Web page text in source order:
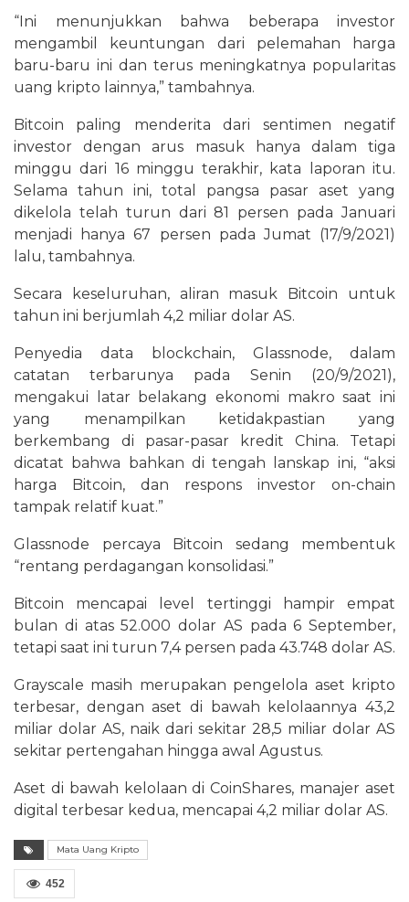
“Ini menunjukkan bahwa beberapa investor
mengambil keuntungan dari pelemahan harga
baru-baru ini dan terus meningkatnya popularitas
uang kripto lainnya,” tambahnya.
Bitcoin paling menderita dari sentimen negatif
investor dengan arus masuk hanya dalam tiga
minggu dari 16 minggu terakhir, kata laporan itu.
Selama tahun ini, total pangsa pasar aset yang
dikelola telah turun dari 81 persen pada Januari
menjadi hanya 67 persen pada Jumat (17/9/2021)
lalu, tambahnya.
Secara keseluruhan, aliran masuk Bitcoin untuk
tahun ini berjumlah 4,2 miliar dolar AS.
Penyedia data blockchain, Glassnode, dalam
catatan terbarunya pada Senin (20/9/2021),
mengakui latar belakang ekonomi makro saat ini
yang menampilkan ketidakpastian yang
berkembang di pasar-pasar kredit China. Tetapi
dicatat bahwa bahkan di tengah lanskap ini, “aksi
harga Bitcoin, dan respons investor on-chain
tampak relatif kuat.”
Glassnode percaya Bitcoin sedang membentuk
“rentang perdagangan konsolidasi.”
Bitcoin mencapai level tertinggi hampir empat
bulan di atas 52.000 dolar AS pada 6 September,
tetapi saat ini turun 7,4 persen pada 43.748 dolar AS.
Grayscale masih merupakan pengelola aset kripto
terbesar, dengan aset di bawah kelolaannya 43,2
miliar dolar AS, naik dari sekitar 28,5 miliar dolar AS
sekitar pertengahan hingga awal Agustus.
Aset di bawah kelolaan di CoinShares, manajer aset
digital terbesar kedua, mencapai 4,2 miliar dolar AS.
Mata Uang Kripto
452